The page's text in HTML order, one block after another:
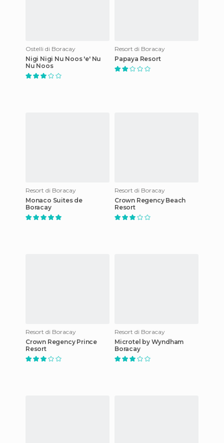
Ostelli di Boracay
Nigi Nigi Nu Noos 'e' Nu
Nu Noos
Resort di Boracay
Papaya Resort
Resort di Boracay
Monaco Suites de
Boracay
Resort di Boracay
Crown Regency Beach
Resort
Resort di Boracay
Crown Regency Prince
Resort
Resort di Boracay
Microtel by Wyndham
Boracay